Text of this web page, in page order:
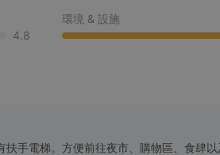
4.8
環境 & 設施
扶手電梯。方便前往夜市、購物區、食肆